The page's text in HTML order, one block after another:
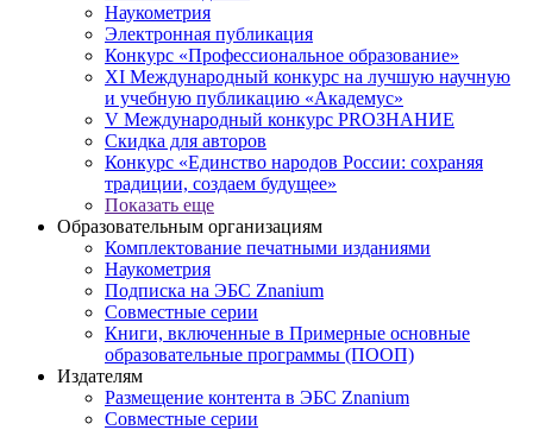
Наукометрия
Электронная публикация
Конкурс «Профессиональное образование»
XI Международный конкурс на лучшую научную
и учебную публикацию «Академус»
V Международный конкурс PROЗНАНИЕ
Скидка для авторов
Конкурс «Единство народов России: сохраняя
традиции, создаем будущее»
Показать еще
Образовательным организациям
Комплектование печатными изданиями
Наукометрия
Подписка на ЭБС Znanium
Совместные серии
Книги, включенные в Примерные основные
образовательные программы (ПООП)
Издателям
Размещение контента в ЭБС Znanium
Совместные серии